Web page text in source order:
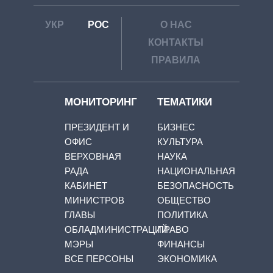
УКР РОС
О НАС
КОНТАКТЫ
ПРАВИЛА
МОНИТОРИНГ
ПРЕЗИДЕНТ И
ОФИС
ВЕРХОВНАЯ
РАДА
КАБИНЕТ
МИНИСТРОВ
ГЛАВЫ
ОБЛАДМИНИСТРАЦИЙ
МЭРЫ
ВСЕ ПЕРСОНЫ
ТЕМАТИКИ
БИЗНЕС
КУЛЬТУРА
НАУКА
НАЦИОНАЛЬНАЯ
БЕЗОПАСНОСТЬ
ОБЩЕСТВО
ПОЛИТИКА
ПРАВО
ФИНАНСЫ
ЭКОНОМИКА